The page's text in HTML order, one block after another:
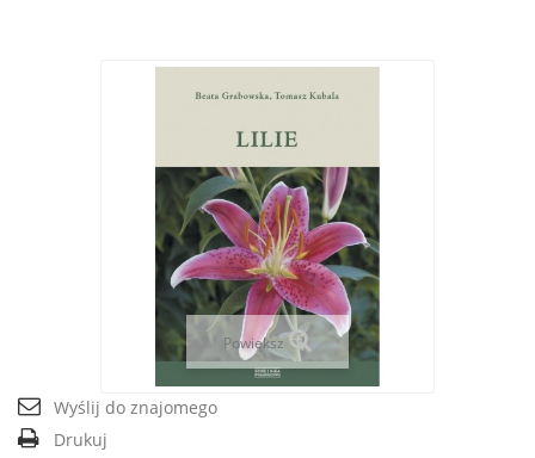
Powiększ
Wyślij do znajomego
Drukuj